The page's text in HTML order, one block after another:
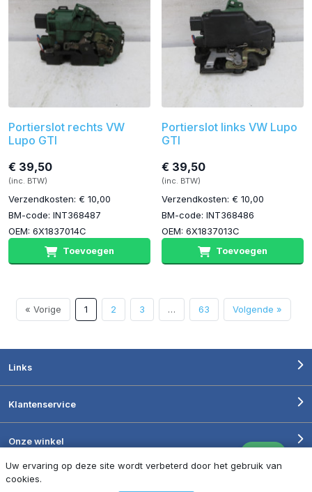
Uw ervaring op deze site wordt verbeterd door het gebruik van
cookies.
Portierslot rechts VW
Lupo GTI
€ 39,50
(inc. BTW)
Verzendkosten: € 10,00
BM-code: INT368487
OEM: 6X1837014C
Toevoegen
Portierslot links VW Lupo
GTI
€ 39,50
(inc. BTW)
Verzendkosten: € 10,00
BM-code: INT368486
OEM: 6X1837013C
Toevoegen
« Vorige 1 2 3 … 63 Volgende »
Links
Klantenservice
Onze winkel
Openingstijden